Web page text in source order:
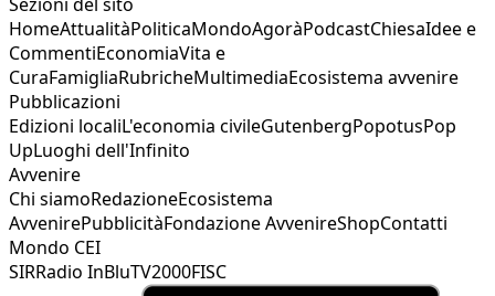
HomeAttualitàPoliticaMondoAgoràPodcastChiesaIdee e
CommentiEconomiaVita e
CuraFamigliaRubricheMultimediaEcosistema avvenire
Pubblicazioni
Edizioni localiL'economia civileGutenbergPopotusPop
UpLuoghi dell'Infinito
Avvenire
Chi siamoRedazioneEcosistema
AvvenirePubblicitàFondazione AvvenireShopContatti
Mondo CEI
SIRRadio InBluTV2000FISC